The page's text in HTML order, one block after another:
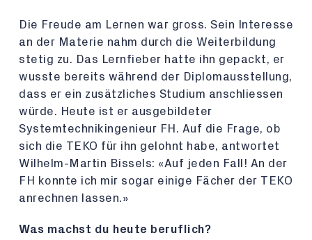
Die Freude am Lernen war gross. Sein Interesse
an der Materie nahm durch die Weiterbildung
stetig zu. Das Lernfieber hatte ihn gepackt, er
wusste bereits während der Diplomausstellung,
dass er ein zusätzliches Studium anschliessen
würde. Heute ist er ausgebildeter
Systemtechnikingenieur FH. Auf die Frage, ob
sich die TEKO für ihn gelohnt habe, antwortet
Wilhelm-Martin Bissels: «Auf jeden Fall! An der
FH konnte ich mir sogar einige Fächer der TEKO
anrechnen lassen.»
Was machst du heute beruflich?